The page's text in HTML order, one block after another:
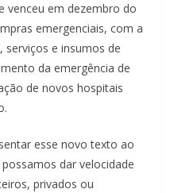
venceu em dezembro do
emergenciais, com a
serviços e insumos de
da emergência de
de novos hospitais
esse novo texto ao
dar velocidade
privados ou